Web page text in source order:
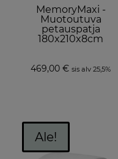
MemoryMaxi -
Muotoutuva
petauspatja
180x210x8cm
469,00€ sis alv 25,5%
Ale!